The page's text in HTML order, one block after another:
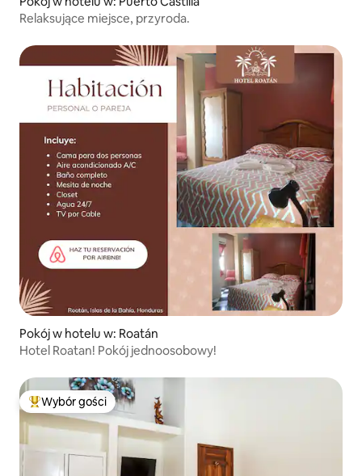
Relaksujące miejsce, przyroda.
Pokój w hotelu w: Roatán
Hotel Roatan! Pokój jednoosobowy!
Najpopularniejsze z kategorii Wybór gości
Wybór gości